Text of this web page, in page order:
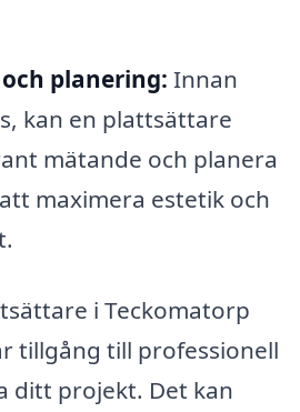
planering: Innan
kan en plattsättare
mätande och planera
maximera estetik och
i Teckomatorp
tillgång till professionell
ditt projekt. Det kan